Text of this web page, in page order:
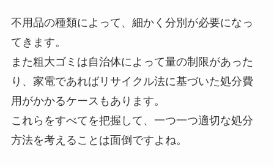
不用品の種類によって、細かく分別が必要になっ
てきます。
また粗大ゴミは自治体によって量の制限があった
り、家電であればリサイクル法に基づいた処分費
用がかかるケースもあります。
これらをすべてを把握して、一つ一つ適切な処分
方法を考えることは面倒ですよね。